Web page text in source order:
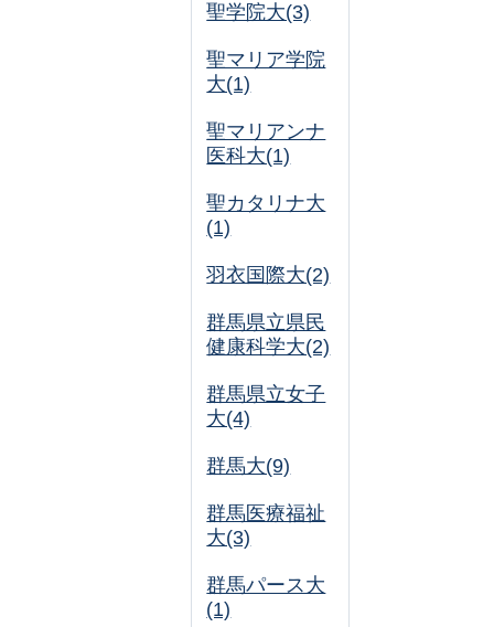
聖学院大(3)
聖マリア学院
大(1)
聖マリアンナ
医科大(1)
聖カタリナ大
(1)
羽衣国際大(2)
群馬県立県民
健康科学大(2)
群馬県立女子
大(4)
群馬大(9)
群馬医療福祉
大(3)
群馬パース大
(1)